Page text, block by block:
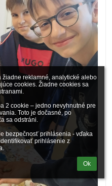
žiadne reklamné, analytické alebo
cookies. Žiadne cookies sa
2 cookie – jedno nevyhnutné pre
Toto je dočasné, po
sa odstráni.
bezpečnosť prihlásenia - vďaka
prihlásenie z
Ok